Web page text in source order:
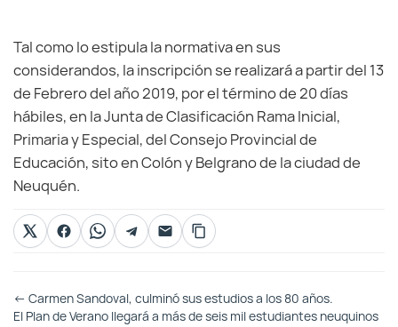
Tal como lo estipula la normativa en sus
considerandos, la inscripción se realizará a partir del 13
de Febrero del año 2019, por el término de 20 días
hábiles, en la Junta de Clasificación Rama Inicial,
Primaria y Especial, del Consejo Provincial de
Educación, sito en Colón y Belgrano de la ciudad de
Neuquén.
Otras
Entradas
← Carmen Sandoval, culminó sus estudios a los 80 años.
El Plan de Verano llegará a más de seis mil estudiantes neuquinos